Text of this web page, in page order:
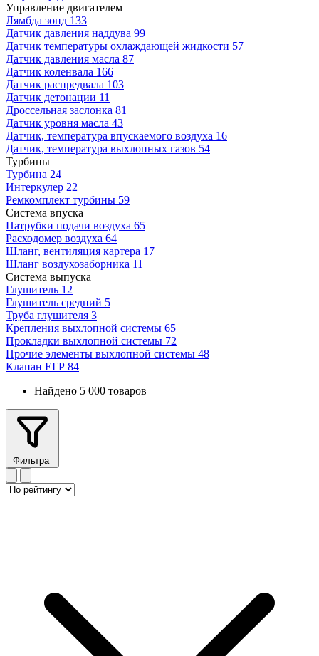
Управление двигателем
Лямбда зонд 133
Датчик давления наддува 99
Датчик температуры охлаждающей жидкости 57
Датчик давления масла 87
Датчик коленвала 166
Датчик распредвала 103
Датчик детонации 11
Дроссельная заслонка 81
Датчик уровня масла 43
Датчик, температура впускаемого воздуха 16
Датчик, температура выхлопных газов 54
Турбины
Турбина 24
Интеркулер 22
Ремкомплект турбины 59
Система впуска
Патрубки подачи воздуха 65
Расходомер воздуха 64
Шланг, вентиляция картера 17
Шланг воздухозаборника 11
Система выпуска
Глушитель 12
Глушитель средний 5
Труба глушителя 3
Крепления выхлопной системы 65
Прокладки выхлопной системы 72
Прочие элементы выхлопной системы 48
Клапан ЕГР 84
Найдено 5 000 товаров
Фильтра